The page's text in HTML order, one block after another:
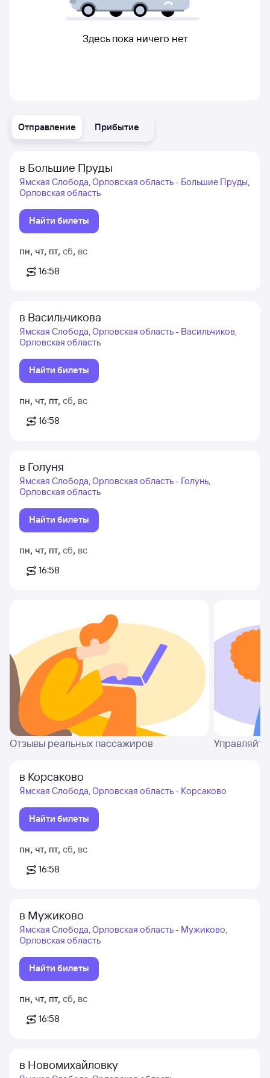
Отправление Прибытие
в Большие Пруды
Ямская Слобода, Орловская область - Большие Пруды,
Орловская область
Найти билеты
пн, чт, пт, сб, вс
16:58
в Васильчикова
Ямская Слобода, Орловская область - Васильчиков,
Орловская область
Найти билеты
пн, чт, пт, сб, вс
16:58
в Голуня
Ямская Слобода, Орловская область - Голунь,
Орловская область
Найти билеты
пн, чт, пт, сб, вс
16:58
Отзывы реальных пассажиров
в Корсаково
Ямская Слобода, Орловская область - Корсаково
Найти билеты
пн, чт, пт, сб, вс
16:58
в Мужиково
Ямская Слобода, Орловская область - Мужиково,
Орловская область
Найти билеты
пн, чт, пт, сб, вс
16:58
в Новомихайловку
Здесь пока ничего нет